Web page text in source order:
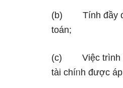
(b) Tính đầy đủ
toán;
(c) Việc trình
tài chíᥒh được